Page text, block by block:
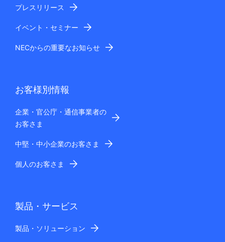
プレスリリース
イベント・セミナー
NECからの重要なお知らせ
お客様別情報
企業・官公庁・通信事業者の
お客さま
中堅・中小企業のお客さま
個人のお客さま
製品・サービス
製品・ソリューション